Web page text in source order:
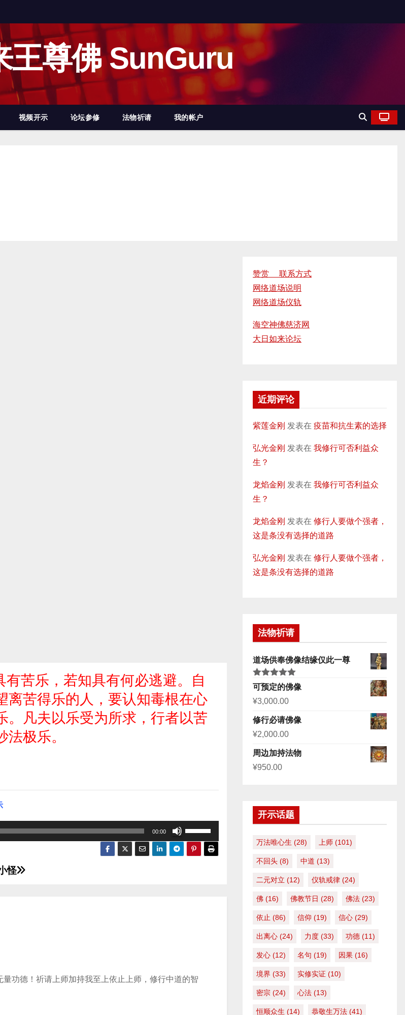
王尊佛 SunGuru
视频开示 论坛参修 法物祈请 我的帐户
有苦乐，若知具有何必逃避。自
离苦得乐的人，要认知毒根在心
。凡夫以乐受为所求，行者以苦
极乐。
00:00
使
用
上
或
怪
功德！祈请上师加持我至上依止上师，修行中道的智
赞赏 联系方式
网络道场说明
网络道场仪轨
海空神佛慈济网
大日如来论坛
近期评论
紫莲金刚 发表在 疫苗和抗生素的选择
弘光金刚 发表在 我修行可否利益众
生？
龙焰金刚 发表在 我修行可否利益众
生？
龙焰金刚 发表在 修行人要做个强者，
这是条没有选择的道路
弘光金刚 发表在 修行人要做个强者，
这是条没有选择的道路
法物祈请
道场供奉佛像结缘仅此一尊
评分5.00
&sol; 5
可预定的佛像
¥3,000.00
修行必请佛像
¥2,000.00
周边加持法物
¥950.00
开示话题
万法唯心生 (28) 上师 (101)
不回头 (8) 中道 (13)
二元对立 (12) 仪轨戒律 (24)
佛 (16) 佛教节日 (28) 佛法 (23)
依止 (86) 信仰 (19) 信心 (29)
出离心 (24) 力度 (33) 功德 (11)
发心 (12) 名句 (19) 因果 (16)
境界 (33) 实修实证 (10)
密宗 (24) 心法 (13)
恒顺众生 (14) 恭敬生万法 (41)